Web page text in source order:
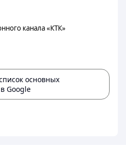
канала «КТК»
основных
Google